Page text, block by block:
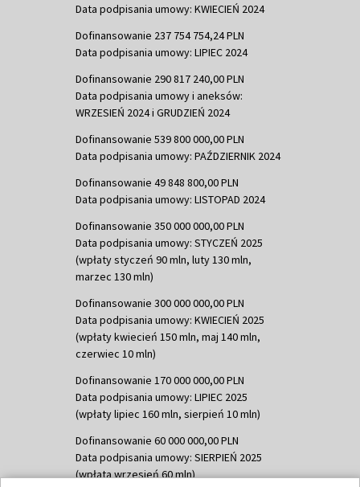
Data podpisania umowy: KWIECIEŃ 2024
Dofinansowanie 237 754 754,24 PLN
Data podpisania umowy: LIPIEC 2024
Dofinansowanie 290 817 240,00 PLN
Data podpisania umowy i aneksów:
WRZESIEŃ 2024 i GRUDZIEŃ 2024
Dofinansowanie 539 800 000,00 PLN
Data podpisania umowy: PAŹDZIERNIK 2024
Dofinansowanie 49 848 800,00 PLN
Data podpisania umowy: LISTOPAD 2024
Dofinansowanie 350 000 000,00 PLN
Data podpisania umowy: STYCZEŃ 2025
(wpłaty styczeń 90 mln, luty 130 mln,
marzec 130 mln)
Dofinansowanie 300 000 000,00 PLN
Data podpisania umowy: KWIECIEŃ 2025
(wpłaty kwiecień 150 mln, maj 140 mln,
czerwiec 10 mln)
Dofinansowanie 170 000 000,00 PLN
Data podpisania umowy: LIPIEC 2025
(wpłaty lipiec 160 mln, sierpień 10 mln)
Dofinansowanie 60 000 000,00 PLN
Data podpisania umowy: SIERPIEŃ 2025
(wpłata wrzesień 60 mln)